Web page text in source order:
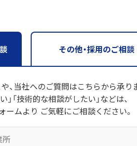
その他・採用のご相談
、当社へのご質問はこちらから承り
」「技術的な相談がしたい」などは、
ームより ご気軽にご相談ください。